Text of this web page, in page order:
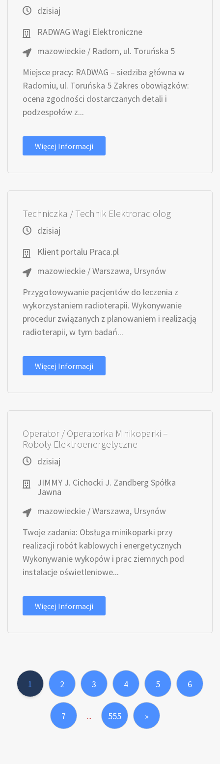
dzisiaj
RADWAG Wagi Elektroniczne
mazowieckie / Radom, ul. Toruńska 5
Miejsce pracy: RADWAG – siedziba główna w
Radomiu, ul. Toruńska 5 Zakres obowiązków:
ocena zgodności dostarczanych detali i
podzespołów z...
Więcej Informacji
Techniczka / Technik Elektroradiolog
dzisiaj
Klient portalu Praca.pl
mazowieckie / Warszawa, Ursynów
Przygotowywanie pacjentów do leczenia z
wykorzystaniem radioterapii. Wykonywanie
procedur związanych z planowaniem i realizacją
radioterapii, w tym badań...
Więcej Informacji
Operator / Operatorka Minikoparki –
Roboty Elektroenergetyczne
dzisiaj
JIMMY J. Cichocki J. Zandberg Spółka
Jawna
mazowieckie / Warszawa, Ursynów
Twoje zadania: Obsługa minikoparki przy
realizacji robót kablowych i energetycznych
Wykonywanie wykopów i prac ziemnych pod
instalacje oświetleniowe...
Więcej Informacji
1 2 3 4 5 6
7 ... 555 »